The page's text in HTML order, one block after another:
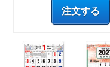
注文する